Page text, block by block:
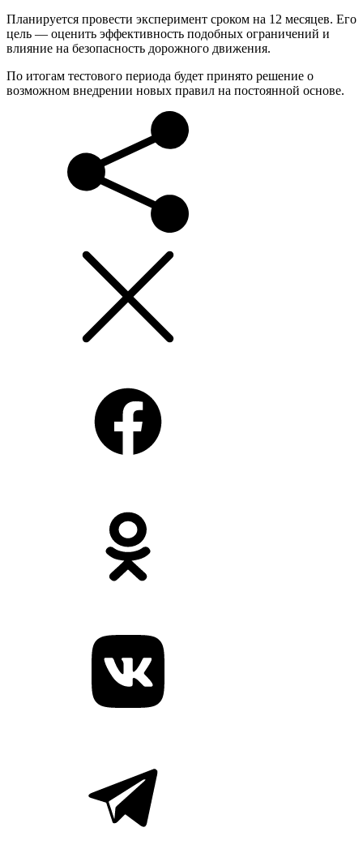
Планируется провести эксперимент сроком на 12 месяцев. Его
цель — оценить эффективность подобных ограничений и
влияние на безопасность дорожного движения.
По итогам тестового периода будет принято решение о
возможном внедрении новых правил на постоянной основе.